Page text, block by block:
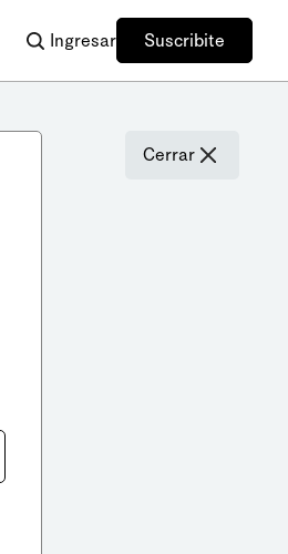
Ingresar Suscribite
Cerrar